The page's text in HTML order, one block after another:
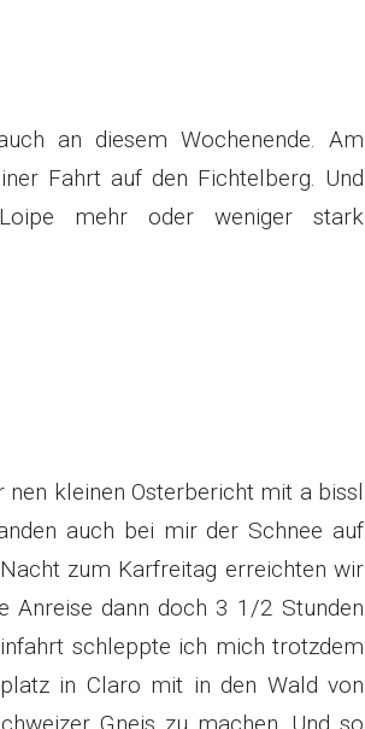
an diesem Wochenende. Am
Fahrt auf den Fichtelberg. Und
mehr oder weniger stark
kleinen Osterbericht mit a bissl
auch bei mir der Schnee auf
zum Karfreitag erreichten wir
Anreise dann doch 3 1/2 Stunden
schleppte ich mich trotzdem
in Claro mit in den Wald von